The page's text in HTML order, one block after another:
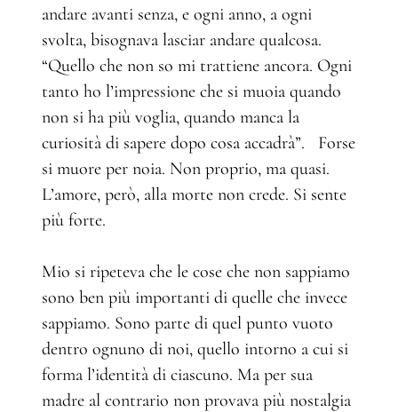
andare avanti senza, e ogni anno, a ogni
svolta, bisognava lasciar andare qualcosa.
“Quello che non so mi trattiene ancora. Ogni
tanto ho l’impressione che si muoia quando
non si ha più voglia, quando manca la
curiosità di sapere dopo cosa accadrà”. Forse
si muore per noia. Non proprio, ma quasi.
L’amore, però, alla morte non crede. Si sente
più forte.
Mio si ripeteva che le cose che non sappiamo
sono ben più importanti di quelle che invece
sappiamo. Sono parte di quel punto vuoto
dentro ognuno di noi, quello intorno a cui si
forma l’identità di ciascuno. Ma per sua
madre al contrario non provava più nostalgia